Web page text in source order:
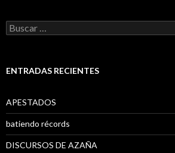
B
u
a
ENTRADAS RECIENTES
APESTADOS
batiendo récords
DISCURSOS DE AZAÑA